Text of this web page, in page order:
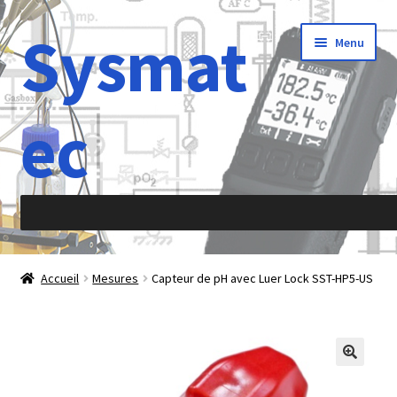
Aller
à
la
navigation
Aller
au
contenu
Sysmat
ec
Menu
Accueil
Accueil Mesures Capteur de pH avec Luer Lock SST-HP5-US